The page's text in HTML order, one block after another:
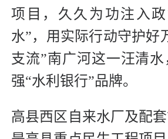
项目，久久为功注入
水”，用实际行动守护好
支流”南广河这一汪清
强“水利银行”品牌。
高县西区自来水厂及配